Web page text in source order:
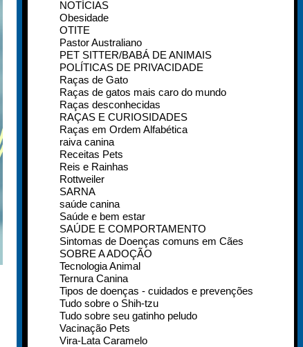
NOTÍCIAS
Obesidade
OTITE
Pastor Australiano
PET SITTER/BABÁ DE ANIMAIS
POLÍTICAS DE PRIVACIDADE
Raças de Gato
Raças de gatos mais caro do mundo
Raças desconhecidas
RAÇAS E CURIOSIDADES
Raças em Ordem Alfabética
raiva canina
Receitas Pets
Reis e Rainhas
Rottweiler
SARNA
saúde canina
Saúde e bem estar
SAÚDE E COMPORTAMENTO
Sintomas de Doenças comuns em Cães
SOBRE A ADOÇÃO
Tecnologia Animal
Ternura Canina
Tipos de doenças - cuidados e prevenções
Tudo sobre o Shih-tzu
Tudo sobre seu gatinho peludo
Vacinação Pets
Vira-Lata Caramelo